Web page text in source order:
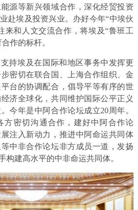
源等新兴领域合作，深化经贸投资
赴埃及投资兴业。办好今年“中埃伙
来和人文交流合作，将埃及“鲁班工
作的标杆。
持埃及在国际和地区事务中发挥更
密切在联合国、上海合作组织、金
台的协调配合，倡导平等有序的世
济全球化，共同维护国际公平正义
今年是中阿合作论坛成立20周年。
方密切沟通合作，建好中阿合作论
注入新动力，推进中阿命运共同体
中非合作论坛非方成员一道，发扬
构建高水平的中非命运共同体。